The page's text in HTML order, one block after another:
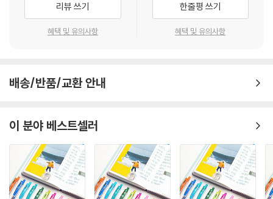
리뷰 쓰기
혜택 및 유의사항
한줄평 쓰기
혜택 및 유의사항
배송/반품/교환 안내
이 분야 베스트셀러